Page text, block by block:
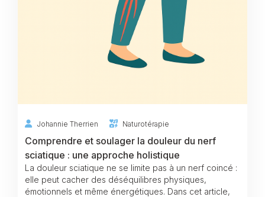
Johannie Therrien Naturotérapie
Comprendre et soulager la douleur du nerf
sciatique : une approche holistique
La douleur sciatique ne se limite pas à un nerf coincé :
elle peut cacher des déséquilibres physiques,
émotionnels et même énergétiques. Dans cet article,